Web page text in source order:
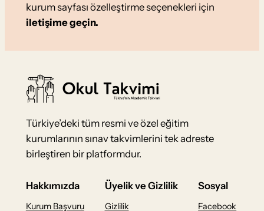
kurum sayfası özelleştirme seçenekleri için
iletişime geçin.
Türkiye’deki tüm resmi ve özel eğitim
kurumlarının sınav takvimlerini tek adreste
birleştiren bir platformdur.
Hakkımızda
Kurum Başvuru
Üyelik ve Gizlilik
Gizlilik
Sosyal
Facebook